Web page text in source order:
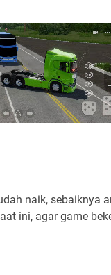
naik, sebaiknya
ini, agar game